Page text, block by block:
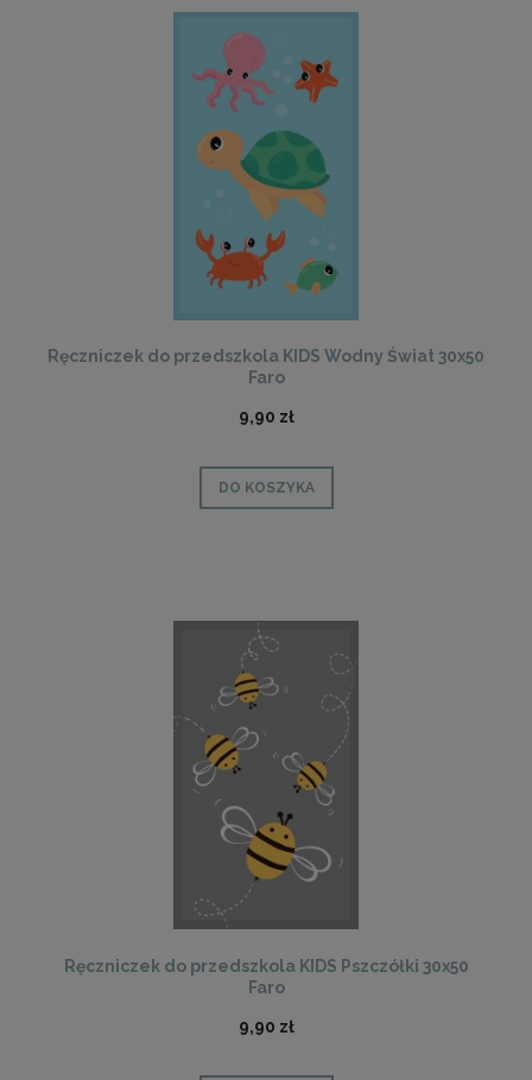
Ręczniczek do przedszkola KIDS Wodny Świat 30x50
Faro
9,90 zł
DO KOSZYKA
Ręczniczek do przedszkola KIDS Pszczółki 30x50
Faro
9,90 zł